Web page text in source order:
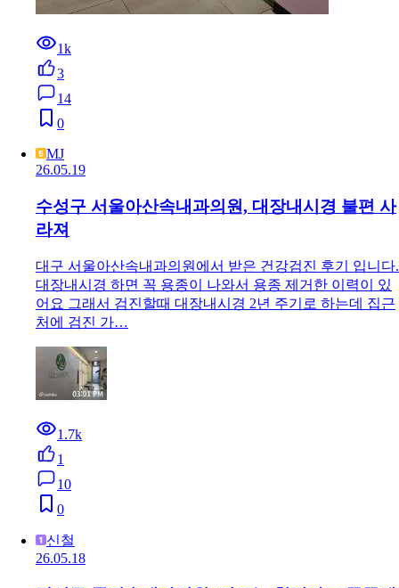
1k
3
14
0
MJ
26.05.19
수성구 서울아산속내과의원, 대장내시경 불편 사
라져
대구 서울아산속내과의원에서 받은 건강검진 후기 입니다.
대장내시경 하면 꼭 용종이 나와서 용종 제거한 이력이 있
어요 그래서 검진할때 대장내시경 2년 주기로 하는데 집근
처에 검진 가…
1.7k
1
10
0
신철
26.05.18